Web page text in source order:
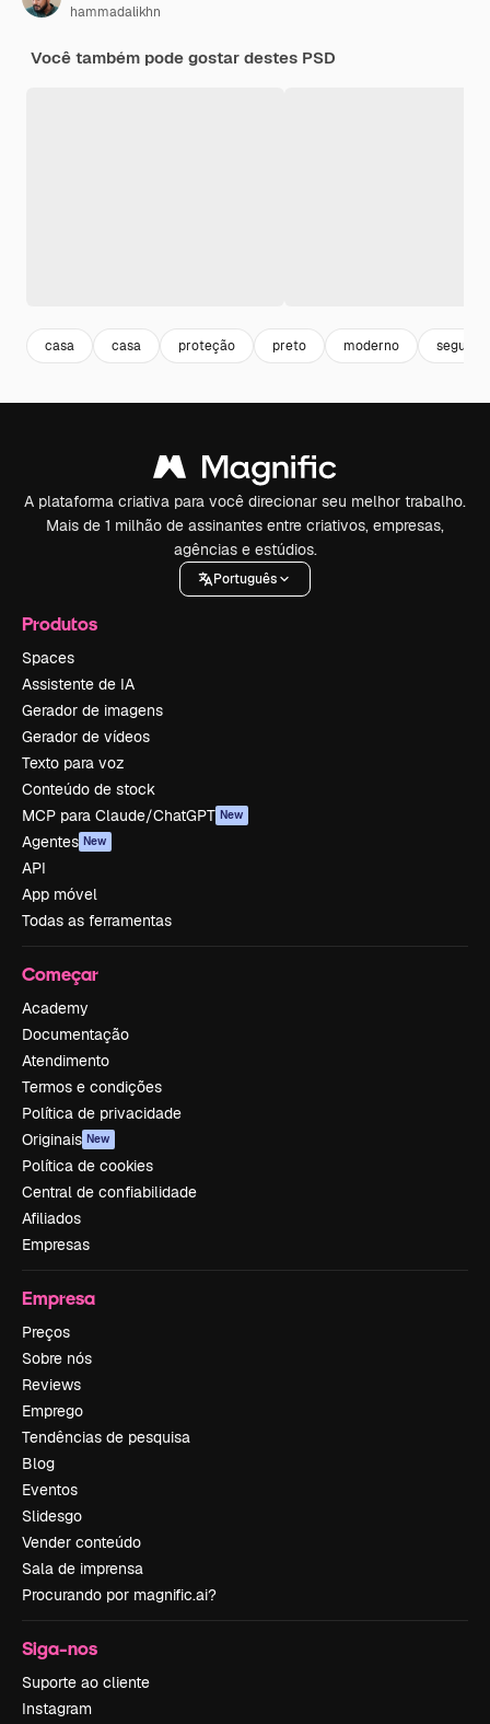
hammadalikhn
Você também pode gostar destes PSD
casa casa proteção preto moderno seguro
A plataforma criativa para você direcionar seu melhor trabalho.
Mais de 1 milhão de assinantes entre criativos, empresas,
agências e estúdios.
Português
Produtos
Spaces
Assistente de IA
Gerador de imagens
Gerador de vídeos
Texto para voz
Conteúdo de stock
MCP para Claude/ChatGPT New
Agentes New
API
App móvel
Todas as ferramentas
Começar
Academy
Documentação
Atendimento
Termos e condições
Política de privacidade
Originais New
Política de cookies
Central de confiabilidade
Afiliados
Empresas
Empresa
Preços
Sobre nós
Reviews
Emprego
Tendências de pesquisa
Blog
Eventos
Slidesgo
Vender conteúdo
Sala de imprensa
Procurando por magnific.ai?
Siga-nos
Suporte ao cliente
Instagram